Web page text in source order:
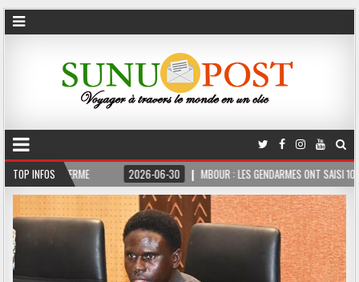
TOP INFOS
FERME 2026-06-30 MBOUR : LES GENDARMES ONT SAISI 10 KG DE